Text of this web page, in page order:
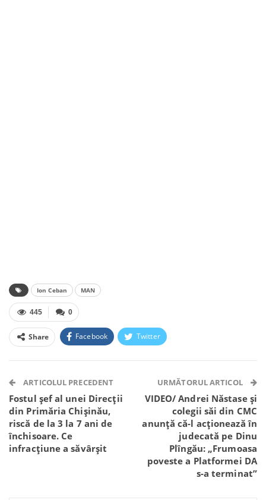
Ion Ceban MAN
0
445
Share Facebook Twitter
Telegram WhatsApp Viber
ARTICOLUL PRECEDENT
Fostul șef al unei Direcții
din Primăria Chișinău,
riscă de la 3 la 7 ani de
închisoare. Ce
infracțiune a săvârșit
URMĂTORUL ARTICOL
VIDEO/ Andrei Năstase și
colegii săi din CMC
anunță că-l acționează în
judecată pe Dinu
Plîngău: „Frumoasa
poveste a Platformei DA
s-a terminat”